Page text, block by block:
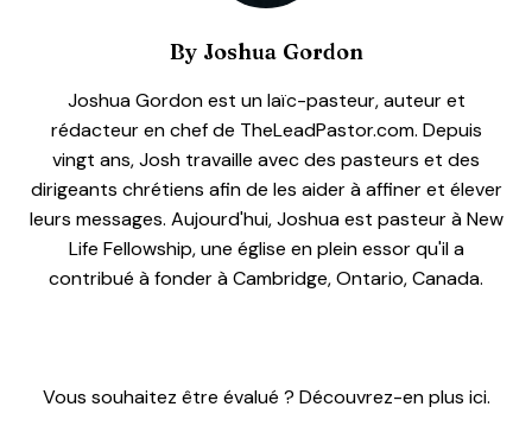
By Joshua Gordon
Joshua Gordon est un laïc-pasteur, auteur et
rédacteur en chef de TheLeadPastor.com. Depuis
vingt ans, Josh travaille avec des pasteurs et des
dirigeants chrétiens afin de les aider à affiner et élever
leurs messages. Aujourd'hui, Joshua est pasteur à New
Life Fellowship, une église en plein essor qu'il a
contribué à fonder à Cambridge, Ontario, Canada.
Vous souhaitez être évalué ? Découvrez-en plus ici.